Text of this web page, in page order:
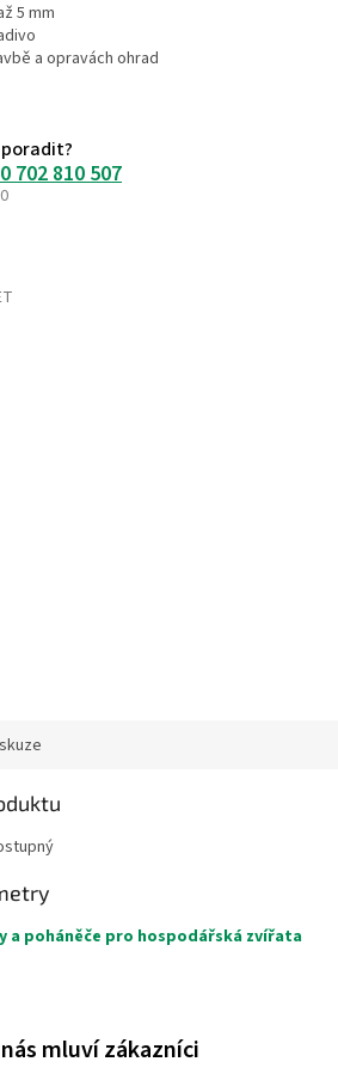
5 mm
a opravách ohrad
702 810 507
a poháněče pro hospodářská zvířata